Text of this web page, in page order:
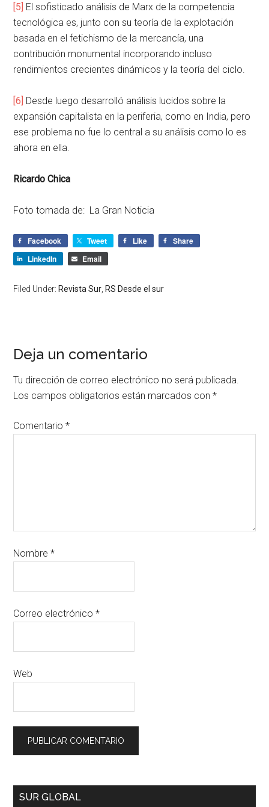
[5] El sofisticado análisis de Marx de la competencia
tecnológica es, junto con su teoría de la explotación
basada en el fetichismo de la mercancía, una
contribución monumental incorporando incluso
rendimientos crecientes dinámicos y la teoría del ciclo.
[6] Desde luego desarrolló análisis lucidos sobre la
expansión capitalista en la periferia, como en India, pero
ese problema no fue lo central a su análisis como lo es
ahora en ella.
Ricardo Chica
Foto tomada de: La Gran Noticia
Facebook Tweet Like
Share
LinkedIn
Email
Filed Under: Revista Sur RS Desde el sur
Deja un comentario
Tu dirección de correo electrónico no será publicada.
Los campos obligatorios están marcados con*
Comentario*
Nombre*
Correo electrónico*
Web
SUR GLOBAL